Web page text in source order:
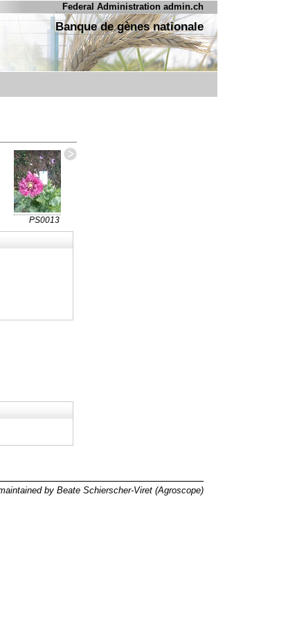
Federal Administration admin.ch
Banque de gènes nationale
PS0013
by Beate Schierscher-Viret (Agroscope)